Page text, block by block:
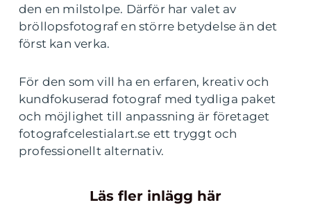
den en milstolpe. Därför har valet av
bröllopsfotograf en större betydelse än det
först kan verka.
För den som vill ha en erfaren, kreativ och
kundfokuserad fotograf med tydliga paket
och möjlighet till anpassning är företaget
fotografcelestialart.se ett tryggt och
professionellt alternativ.
Läs fler inlägg här